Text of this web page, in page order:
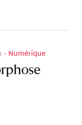
Numérique